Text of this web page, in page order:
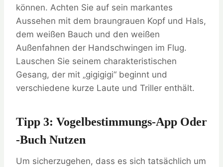
können. Achten Sie auf sein markantes
Aussehen mit dem braungrauen Kopf und Hals,
dem weißen Bauch und den weißen
Außenfahnen der Handschwingen im Flug.
Lauschen Sie seinem charakteristischen
Gesang, der mit „gigigigi“ beginnt und
verschiedene kurze Laute und Triller enthält.
Tipp 3: Vogelbestimmungs-App Oder
-buch Nutzen
Um sicherzugehen, dass es sich tatsächlich um